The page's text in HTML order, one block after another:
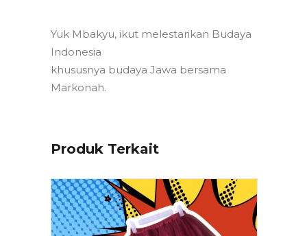
Yuk Mbakyu, ikut melestarikan Budaya
Indonesia
khususnya budaya Jawa bersama
Markonah.
Produk Terkait